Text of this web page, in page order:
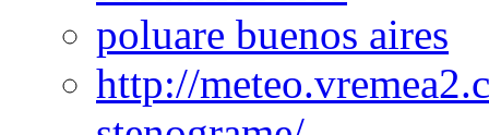
poluare buenos aires
http://